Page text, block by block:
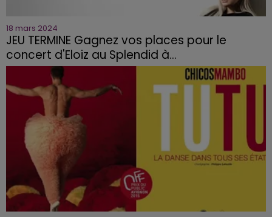
18 mars 2024
JEU TERMINE Gagnez vos places pour le
concert d'Eloiz au Splendid à...